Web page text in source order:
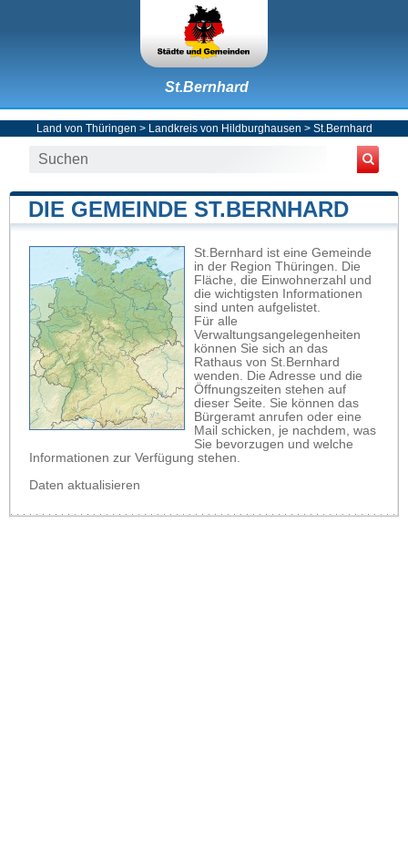
St.Bernhard
Land von Thüringen > Landkreis von Hildburghausen > St.Bernhard
DIE GEMEINDE ST.BERNHARD
St.Bernhard ist eine Gemeinde
in der Region Thüringen. Die
Fläche, die Einwohnerzahl und
die wichtigsten Informationen
sind unten aufgelistet.
Für alle
Verwaltungsangelegenheiten
können Sie sich an das
Rathaus von St.Bernhard
wenden. Die Adresse und die
Öffnungszeiten stehen auf
dieser Seite. Sie können das
Bürgeramt anrufen oder eine
Mail schicken, je nachdem, was
Sie bevorzugen und welche
Informationen zur Verfügung stehen.
Daten aktualisieren